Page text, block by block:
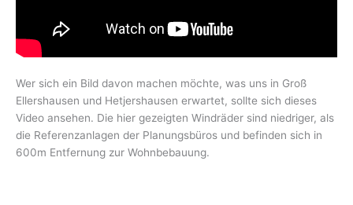
Wer sich ein Bild davon machen möchte, was uns in Groß
Ellershausen und Hetjershausen erwartet, sollte sich dieses
Video ansehen. Die hier gezeigten Windräder sind niedriger, als
die Referenzanlagen der Planungsbüros und befinden sich in
600m Entfernung zur Wohnbebauung.